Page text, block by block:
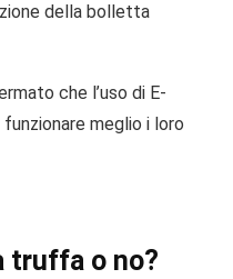
della bolletta
che l’uso di E-
meglio i loro
truffa o no?